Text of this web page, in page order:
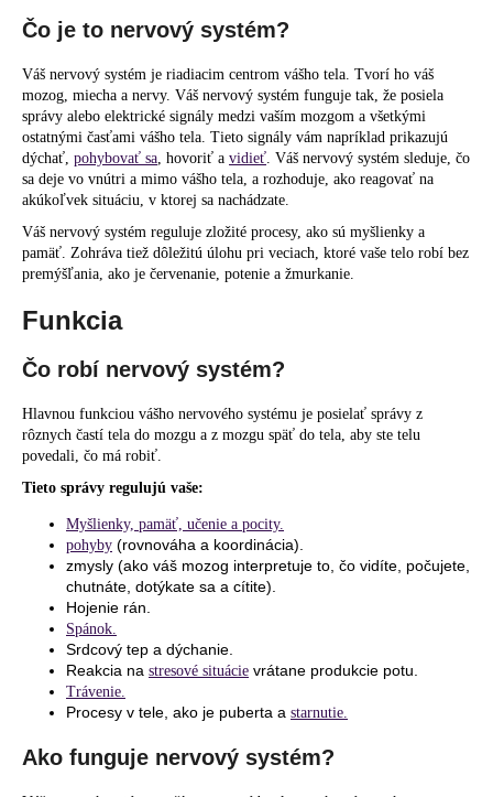
Čo je to nervový systém?
Váš nervový systém je riadiacim centrom vášho tela. Tvorí ho váš
mozog, miecha a nervy. Váš nervový systém funguje tak, že posiela
správy alebo elektrické signály medzi vaším mozgom a všetkými
ostatnými časťami vášho tela. Tieto signály vám napríklad prikazujú
dýchať, pohybovať sa, hovoriť a vidieť. Váš nervový systém sleduje, čo
sa deje vo vnútri a mimo vášho tela, a rozhoduje, ako reagovať na
akúkoľvek situáciu, v ktorej sa nachádzate.
Váš nervový systém reguluje zložité procesy, ako sú myšlienky a
pamäť. Zohráva tiež dôležitú úlohu pri veciach, ktoré vaše telo robí bez
premýšľania, ako je červenanie, potenie a žmurkanie.
Funkcia
Čo robí nervový systém?
Hlavnou funkciou vášho nervového systému je posielať správy z
rôznych častí tela do mozgu a z mozgu späť do tela, aby ste telu
povedali, čo má robiť.
Tieto správy regulujú vaše:
Myšlienky, pamäť, učenie a pocity.
pohyby (rovnováha a koordinácia).
zmysly (ako váš mozog interpretuje to, čo vidíte, počujete,
chutnáte, dotýkate sa a cítite).
Hojenie rán.
Spánok.
Srdcový tep a dýchanie.
Reakcia na stresové situácie vrátane produkcie potu.
Trávenie.
Procesy v tele, ako je puberta a starnutie.
Ako funguje nervový systém?
č
m
e